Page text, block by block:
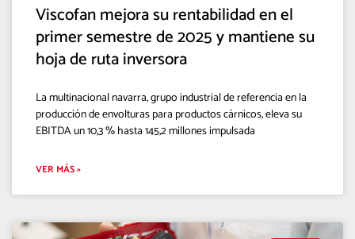
Viscofan mejora su rentabilidad en el
primer semestre de 2025 y mantiene su
hoja de ruta inversora
La multinacional navarra, grupo industrial de referencia en la
producción de envolturas para productos cárnicos, eleva su
EBITDA un 10,3 % hasta 145,2 millones impulsada
VER MÁS »